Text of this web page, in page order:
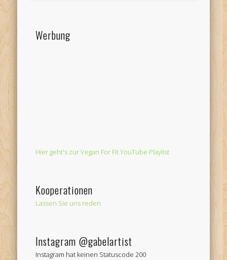
Werbung
Hier geht's zur Vegan For Fit YouTube Playlist
Kooperationen
Lassen Sie uns reden
Instagram @gabelartist
Instagram hat keinen Statuscode 200